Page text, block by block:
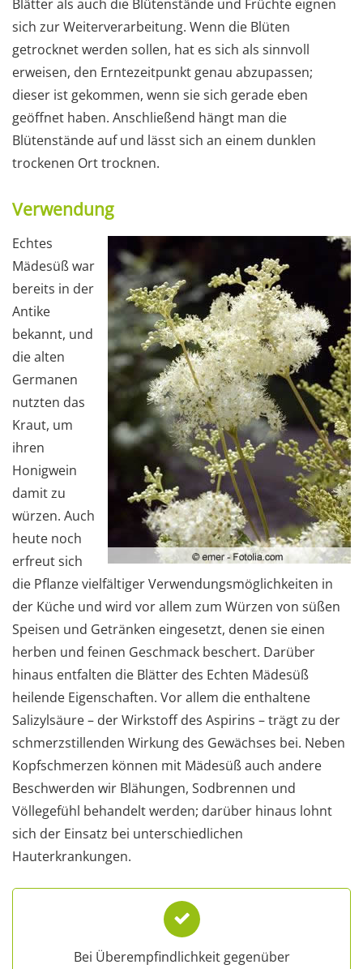
Blätter als auch die Blütenstände und Früchte eignen
sich zur Weiterverarbeitung. Wenn die Blüten
getrocknet werden sollen, hat es sich als sinnvoll
erweisen, den Erntezeitpunkt genau abzupassen;
dieser ist gekommen, wenn sie sich gerade eben
geöffnet haben. Anschließend hängt man die
Blütenstände auf und lässt sich an einem dunklen
trockenen Ort trocknen.
Verwendung
Echtes
Mädesüß war
bereits in der
Antike
bekannt, und
die alten
Germanen
nutzten das
Kraut, um
ihren
Honigwein
damit zu
würzen. Auch
heute noch
erfreut sich
die Pflanze vielfältiger Verwendungsmöglichkeiten in
der Küche und wird vor allem zum Würzen von süßen
Speisen und Getränken eingesetzt, denen sie einen
herben und feinen Geschmack beschert. Darüber
hinaus entfalten die Blätter des Echten Mädesüß
heilende Eigenschaften. Vor allem die enthaltene
Salizylsäure – der Wirkstoff des Aspirins – trägt zu der
schmerzstillenden Wirkung des Gewächses bei. Neben
Kopfschmerzen können mit Mädesüß auch andere
Beschwerden wir Blähungen, Sodbrennen und
Völlegefühl behandelt werden; darüber hinaus lohnt
sich der Einsatz bei unterschiedlichen
Hauterkrankungen.
Bei Überempfindlichkeit gegenüber